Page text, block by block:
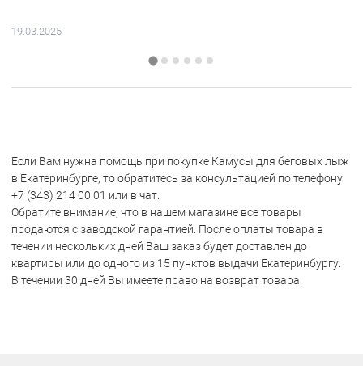
19.03.2025
Если Вам нужна помощь при покупке Камусы для беговых лыж
в Екатеринбурге, то обратитесь за консультацией по телефону
+7 (343) 214 00 01 или в чат.
Обратите внимание, что в нашем магазине все товары
продаются с заводской гарантией. После оплаты товара в
течении нескольких дней Ваш заказ будет доставлен до
квартиры или до одного из 15 пунктов выдачи Екатеринбургу.
В течении 30 дней Вы имеете право на возврат товара.